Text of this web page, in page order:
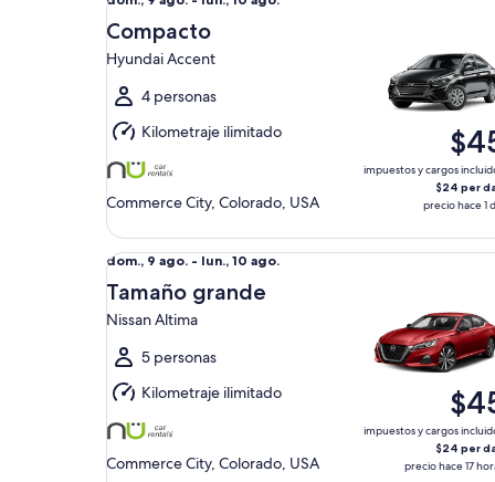
dom.,
9
ago.
al
lun.,
10
ago.
Compacto
Hyundai Accent
4 personas
Kilometraje ilimitado
Commerce City, Colorado, USA
impuestos y cargos
$24 per
precio hace 1
Del
dom.,
9
ago.
al
lun.,
10
ago.
dom., 9 ago. - lun., 10 ago.
Tamaño grande
Nissan Altima
5 personas
Kilometraje ilimitado
Commerce City, Colorado, USA
impuestos y cargos
$24 per
precio hace 17
Tamaño grande Nissan Altima